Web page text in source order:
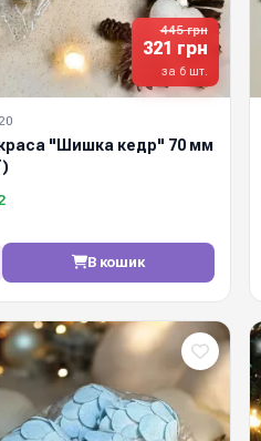
445 грн
321 грн
за 6 шт.
"Шишка кедр" 70 мм
В кошик